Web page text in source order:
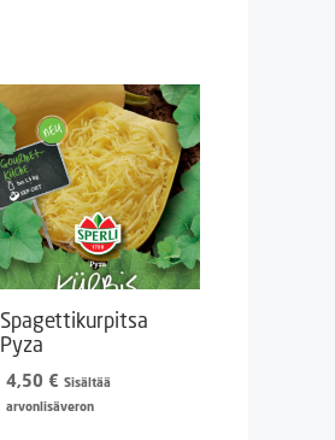
Spagettikurpitsa
Pyza
4,50 € Sisältää
arvonlisäveron